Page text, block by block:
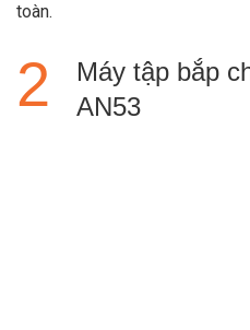
toàn.
Máy tập bắp
AN53